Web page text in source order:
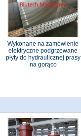
Wykonane na zamówienie
elektryczne podgrzewane
płyty do hydraulicznej prasy
na gorąco